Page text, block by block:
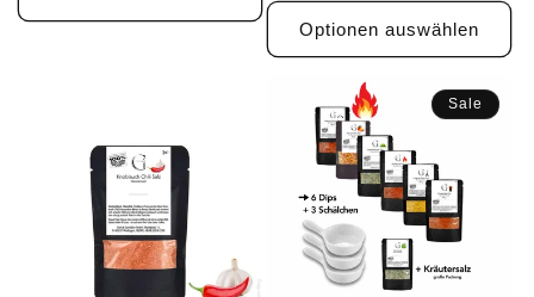
Optionen auswählen
Sale